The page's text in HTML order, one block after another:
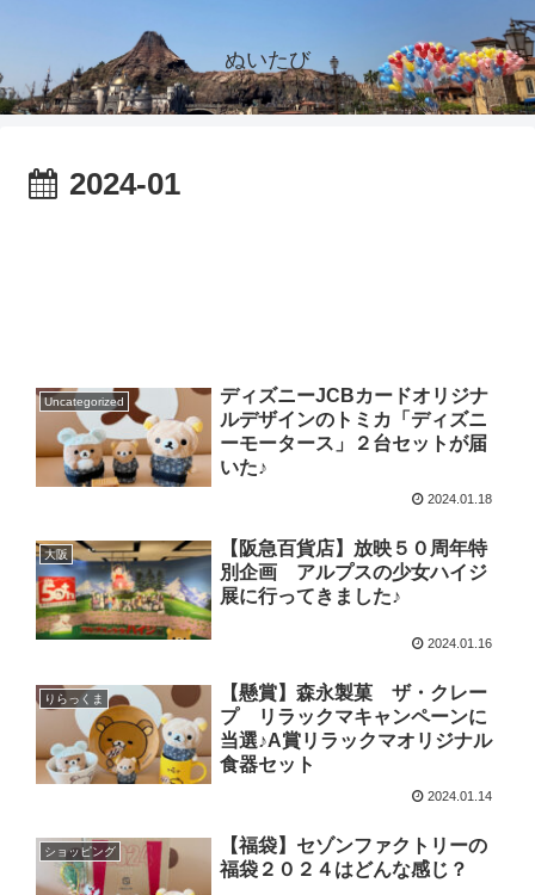
ぬいたび
2024-01
Uncategorized
ディズニーJCBカードオリジナ
ルデザインのトミカ「ディズニ
ーモータース」２台セットが届
いた♪
2024.01.18
大阪
【阪急百貨店】放映５０周年特
別企画 アルプスの少女ハイジ
展に行ってきました♪
2024.01.16
りらっくま
【懸賞】森永製菓 ザ・クレー
プ リラックマキャンペーンに
当選♪A賞リラックマオリジナル
食器セット
2024.01.14
ショッピング
【福袋】セゾンファクトリーの
福袋２０２４はどんな感じ？